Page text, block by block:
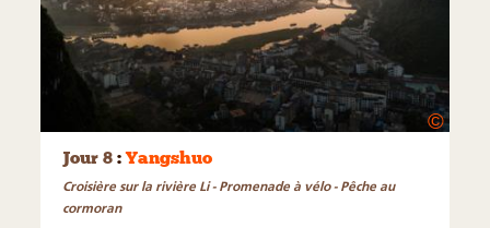
©
Jour 8 : Yangshuo
Croisière sur la rivière Li - Promenade à vélo - Pêche au
cormoran